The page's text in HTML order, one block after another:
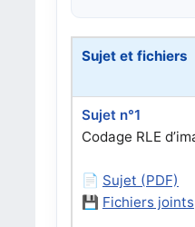
Sujet et fichiers
Sujet n°1
Codage RLE
📄 Sujet (PDF)
💾 Fichiers joints